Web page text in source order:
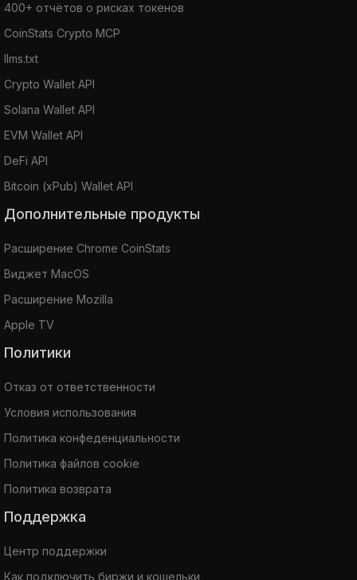
400+ отчётов о рисках токенов
CoinStats Crypto MCP
llms.txt
Crypto Wallet API
Solana Wallet API
EVM Wallet API
DeFi API
Bitcoin (xPub) Wallet API
Дополнительные продукты
Расширение Chrome CoinStats
Виджет MacOS
Расширение Mozilla
Apple TV
Политики
Отказ от ответственности
Условия использования
Политика конфеденциальности
Политика файлов cookie
Политика возврата
Поддержка
Центр поддержки
Как подключить биржи и кошельки